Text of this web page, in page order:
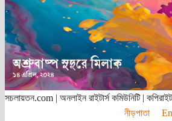
সচলায়তন.com | অনলাইন রাইটার্স কমিউনিটি |
নীড়পাতা